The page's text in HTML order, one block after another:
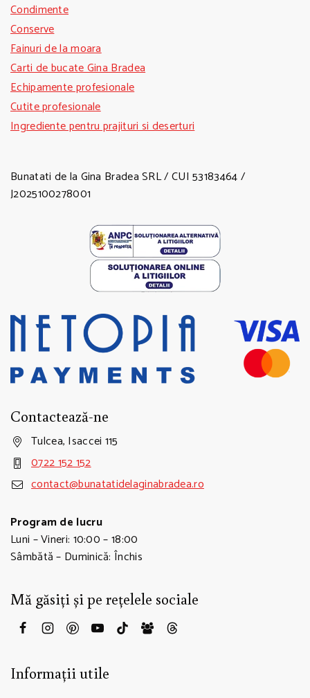
Condimente
Conserve
Fainuri de la moara
Carti de bucate Gina Bradea
Echipamente profesionale
Cutite profesionale
Ingrediente pentru prajituri si deserturi
Bunatati de la Gina Bradea SRL / CUI 53183464 /
J2025100278001
Contactează-ne
Tulcea, Isaccei 115
0722 152 152
contact@bunatatidelaginabradea.ro
Program de lucru
Luni – Vineri: 10:00 – 18:00
Sâmbătă – Duminică: Închis
Mă găsiți și pe rețelele sociale
Informații utile